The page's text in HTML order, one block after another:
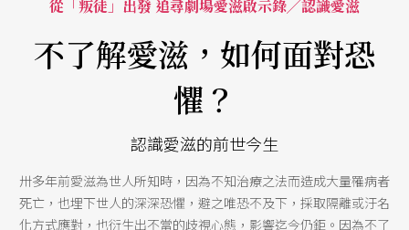
從「叛徒」出發 追尋劇場愛滋啟示錄╱認識愛滋
不了解愛滋，如何面對恐
懼？
認識愛滋的前世今生
卅多年前愛滋為世人所知時，因為不知治療之法而造成大量罹病者
死亡，也埋下世人的深深恐懼，避之唯恐不及下，採取隔離或汙名
化方式應對，也衍生出不當的歧視心態，影響迄今仍鉅。因為不了